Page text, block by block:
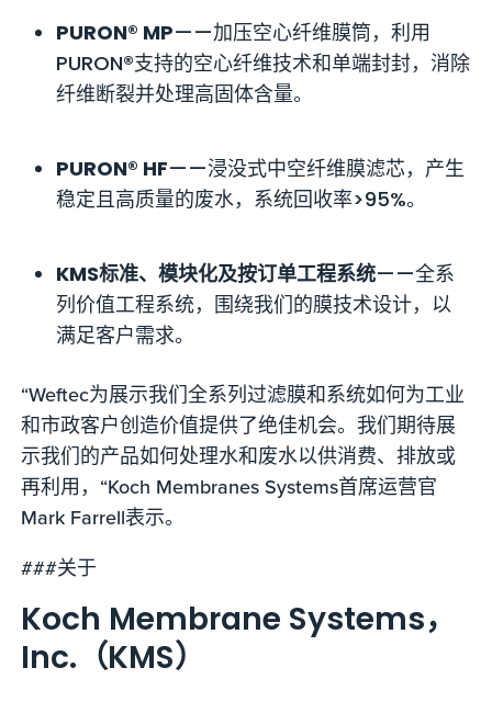
PURON® MP——加压空心纤维膜筒，利用
PURON®支持的空心纤维技术和单端封封，消除
纤维断裂并处理高固体含量。
PURON® HF——浸没式中空纤维膜滤芯，产生
稳定且高质量的废水，系统回收率>95%。
KMS标准、模块化及按订单工程系统——全系
列价值工程系统，围绕我们的膜技术设计，以
满足客户需求。
“Weftec为展示我们全系列过滤膜和系统如何为工业
和市政客户创造价值提供了绝佳机会。我们期待展
示我们的产品如何处理水和废水以供消费、排放或
再利用，“Koch Membranes Systems首席运营官
Mark Farrell表示。
###关于
Koch Membrane Systems，
Inc.（KMS）